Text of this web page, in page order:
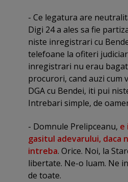
- Ce legatura are
Digi 24 a ales sa fie
niste inregistrari cu
telefoane la ofiteri
inregistrari nu erau
procurori, cand auzi cum
DGA cu Bendei, iti pui
Intrebari simple, de
- Domnule Prelipceanu, e
gasitul adevarului, daca
intreba. Orice. Noi, la
libertate. Ne-o luam. Ne
de toate.